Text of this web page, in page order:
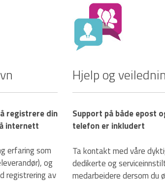
registrere din
internett
erfaring som
og
registrering av
Hjelp og
Support på både epost
telefon er inkludert
Ta kontakt med våre
dedikerte og
medarbeidere dersom du